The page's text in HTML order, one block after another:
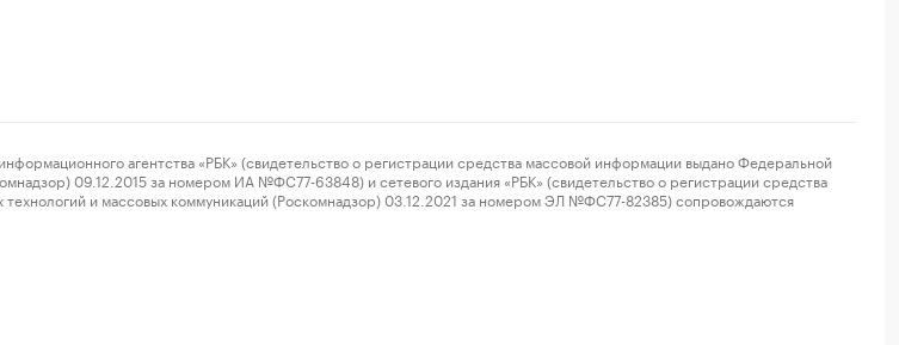
агентства «РБК» (свидетельство о регистрации средства массовой информации выдано Федеральной
09.12.2015 за номером ИА №ФС77-63848) и сетевого издания «РБК» (свидетельство о регистрации средства
и массовых коммуникаций (Роскомнадзор) 03.12.2021 за номером ЭЛ №ФС77-82385) сопровождаются